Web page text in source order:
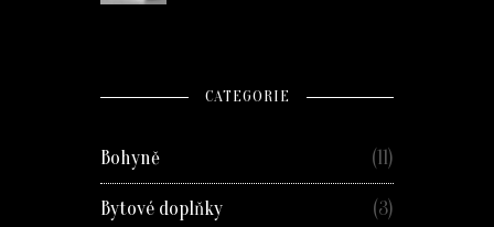
CATEGORIE
Bohyně (11)
Bytové doplňky (3)